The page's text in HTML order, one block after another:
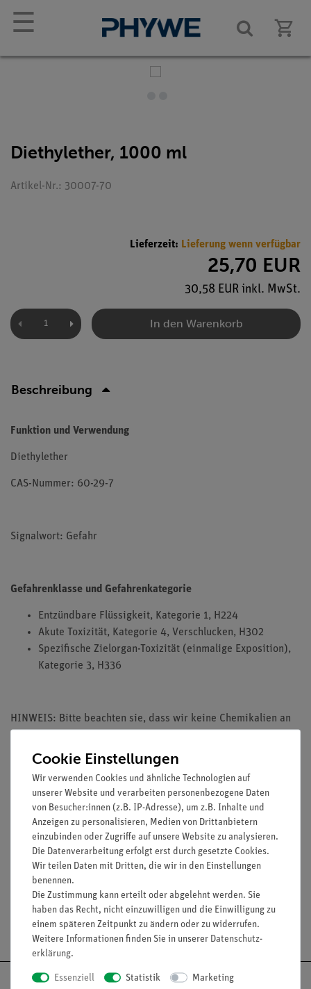
☰
Diethylether, 1000 ml
Artikel-Nr.: 30007-70
Lieferzeit: Lieferung wenn verfügbar
25,70 EUR
30,58 EUR inkl. MwSt.
In den Warenkorb
Beschreibung
Funktion und Verwendung
Diethylether
CAS-Nummer: 60-29-7
Signalwort: Gefahr
Gefahrenklasse und Gefahrenkategorie
Entzündbare Flüssigkeit, Kategorie 1, H224
Akute Toxizität, Kategorie 4, Verschlucken, H302
Spezifische Zielorgan-Toxizität (einmalige Exposition),
Kategorie 3, H336
HINWEIS: Bitte beachten sie, dass wir keine Chemikalien an
Chemikalien nur an Wiederverkäufer, berufsmässige
Verwender und öffentliche Forschungs- Untersuchungs und
Media / Downloads
Versandkostenfrei ab 300,- €
Cookie Einstellungen
Wir verwenden Cookies und ähnliche Technologien auf
unserer Website und verarbeiten personenbezogene Daten
von Besucher:innen (z.B. IP-Adresse), um z.B. Inhalte und
Anzeigen zu personalisieren, Medien von Drittanbietern
einzubinden oder Zugriffe auf unsere Website zu analysieren.
Die Datenverarbeitung erfolgt erst durch gesetzte Cookies.
Wir teilen Daten mit Dritten, die wir in den Einstellungen
benennen.
Die Zustimmung kann erteilt oder abgelehnt werden. Sie
haben das Recht, nicht einzuwilligen und die Einwilligung zu
einem späteren Zeitpunkt zu ändern oder zu widerrufen.
Weitere Informationen finden Sie in unserer Daten­schutz­
erklärung.
Essenziell Statistik Marketing